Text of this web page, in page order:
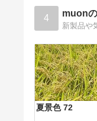
4 muon
新製品や
夏景色 72